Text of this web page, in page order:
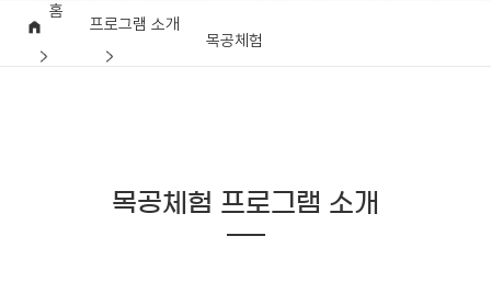
홈
프로그램 소개
목공체험
목공체험 프로그램 소개